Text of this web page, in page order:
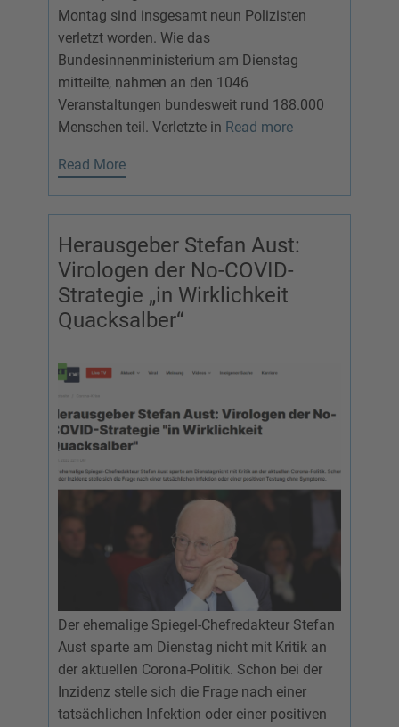
Montag sind insgesamt neun Polizisten
verletzt worden. Wie das
Bundesinnenministerium am Dienstag
mitteilte, nahmen an den 1046
Veranstaltungen bundesweit rund 188.000
Menschen teil. Verletzte in Read more
Read More
Herausgeber Stefan Aust:
Virologen der No-COVID-
Strategie „in Wirklichkeit
Quacksalber“
Der ehemalige Spiegel-Chefredakteur Stefan
Aust sparte am Dienstag nicht mit Kritik an
der aktuellen Corona-Politik. Schon bei der
Inzidenz stelle sich die Frage nach einer
tatsächlichen Infektion oder einer positiven